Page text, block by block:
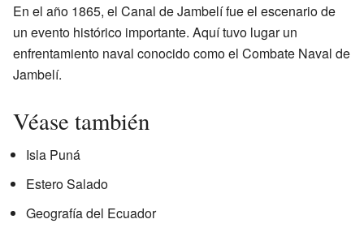
En el año 1865, el Canal de Jambelí fue el escenario de
un evento histórico importante. Aquí tuvo lugar un
enfrentamiento naval conocido como el Combate Naval de
Jambelí.
Véase también
Isla Puná
Estero Salado
Geografía del Ecuador